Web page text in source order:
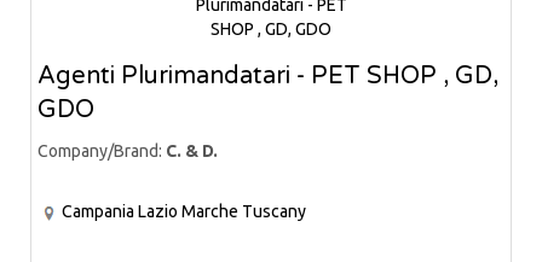
Agenti Plurimandatari - PET SHOP , GD,
GDO
Company/Brand: C. & D.
Campania Lazio Marche Tuscany